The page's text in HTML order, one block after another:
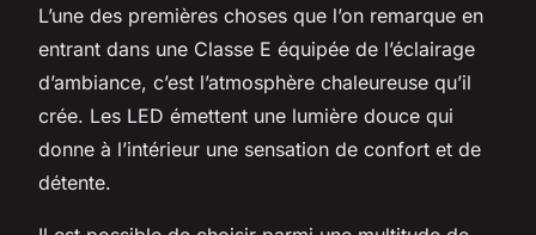
L’une des premières choses que l’on remarque en
entrant dans une Classe E équipée de l’éclairage
d’ambiance, c’est l’atmosphère chaleureuse qu’il
crée. Les LED émettent une lumière douce qui
donne à l’intérieur une sensation de confort et de
détente.